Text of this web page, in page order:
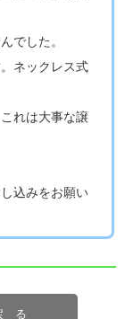
でした。
ネックレス式
れは大事な譲
込みをお願い
る